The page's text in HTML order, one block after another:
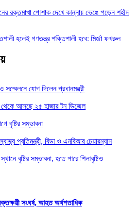
রক্তমাখা পোশাক দেখে কান্নায় ভেঙে পড়েন শহীদ
হলেই গণতন্ত্র শক্তিশালী হবে: মির্জা ফখরুল
যোগ দিলেন প্রধানমন্ত্রী
থেকে আসছে ২৫ হাজার টন ডিজেল
বৃষ্টির সম্ভাবনা
প্রতিমন্ত্রী, বিডা ও এনবিআর চেয়ারম্যান
বৃষ্টির সম্ভাবনা, হতে পারে শিলাবৃষ্টিও
সংঘর্ষ, আহত অর্ধশতাধিক